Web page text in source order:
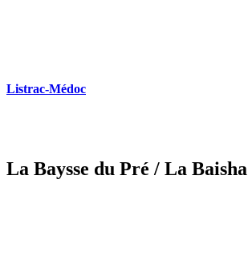
Listrac-Médoc
La Baysse du Pré / La